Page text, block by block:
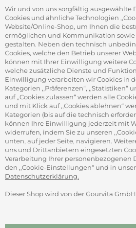
Office Coffee Kaffee für das Büro
Firmenkundenservice
Firmenrabatt-Programm
Werbegeschenke
ADRESSE
Gourvita GmbH
Adam-Opel-Str. 19
63322 Rödermark
SICHER ZAHLEN
Vertrag widerrufen
Wir und von uns sorgfältig ausgewählte
Cookies und ähnliche Technologien
Website/Online-Shop, um Ihnen die
ermöglichen und Kommunikation sowie
gestalten. Neben den technisch
Cookies, welche den Betrieb unserer
können mit Ihrer Einwilligung weitere
welche zusätzliche Dienste und
Einwilligung verarbeiten wir Cookies in
Kategorien ,,Präferenzen“, ,,Statistiken“
auf ,,Cookies zulassen“ werden alle
und mit Klick auf ,,Cookies ablehnen“
Kategorien (bis auf die technisch
können Ihre Einwilligung jederzeit mit
widerrufen, indem Sie zu unseren
unten, auf jeder Seite, navigieren.
uns und Drittanbietern eingesetzten
Verarbeitung Ihrer personenbezogenen
den ,,Cookie-Einstellungen“ und in
Datenschutzerklärung.
Dieser Shop wird von der Gourvita